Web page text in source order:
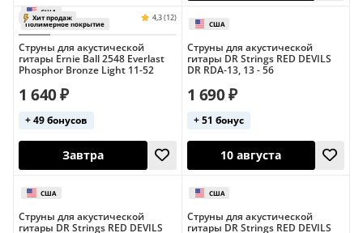
Хит продаж
США
Полимерное покрытие
Полимерное
10 августа
Струны для акустической
гитары Ernie Ball 2548 Everlast
Phosphor Bronze Light 11-52
1 640 ₽
+ 49 бонусов
Струны для акустической
гитары DR Strings RED DEVILS
DR RDA-13, 13 - 56
1 690 ₽
+ 51 бонус
Струны для акустической
гитары DR Strings RED DEVILS
Струны для акустической
гитары DR Strings RED DEVILS